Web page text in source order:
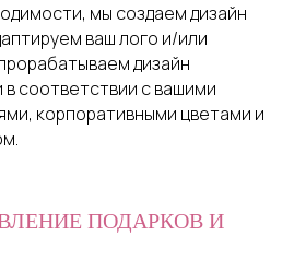
мы создаем дизайн
ваш лого и/или
дизайн
в соответствии с вашими
корпоративными цветами и
ПОДАРКОВ И